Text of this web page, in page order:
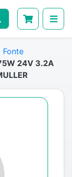
Fonte
24V 3.2A